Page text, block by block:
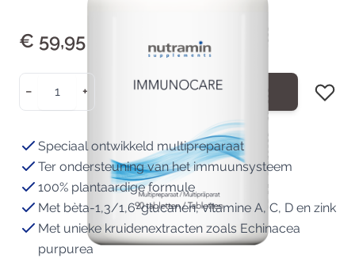
Speciaal ontwikkeld multipreparaat
Ter ondersteuning van het immuunsysteem
100% plantaardige formule
Met bèta-1,3/1,6-glucanen, vitamine A, C, D en zink
Met unieke kruidenextracten zoals Echinacea
purpurea
€ 59,95
Aantal
− + In Winkelwagen